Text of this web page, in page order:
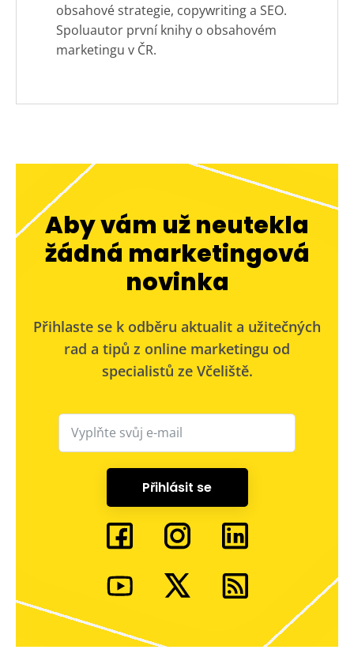
obsahové strategie, copywriting a SEO.
Spoluautor první knihy o obsahovém
marketingu v ČR.
Aby vám už neutekla
žádná marketingová
novinka
Přihlaste se k odběru aktualit a užitečných
rad a tipů z online marketingu od
specialistů ze Včeliště.
Přihlásit se